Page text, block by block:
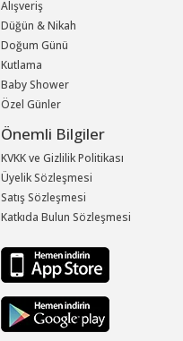
Alışveriş
Düğün & Nikah
Doğum Günü
Kutlama
Baby Shower
Özel Günler
Önemli Bilgiler
KVKK ve Gizlilik Politikası
Üyelik Sözleşmesi
Satış Sözleşmesi
Katkıda Bulun Sözleşmesi